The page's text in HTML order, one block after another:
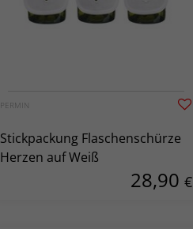
PERMIN
Stickpackung Flaschenschürze
Herzen auf Weiß
28,90 €